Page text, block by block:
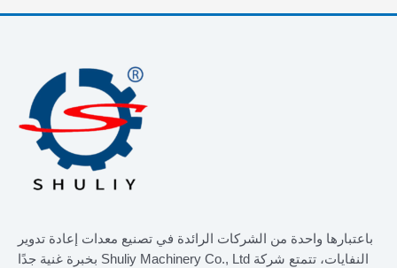
باعتبارها واحدة من الشركات الرائدة في تصنيع معدات إعادة تدوير
النفايات، تتمتع شركة Shuliy Machinery Co., Ltd بخبرة غنية جدًا